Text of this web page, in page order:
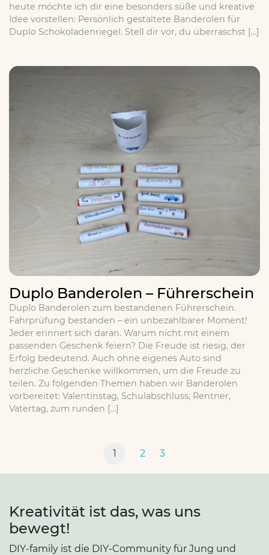
heute möchte ich dir eine besonders süße und kreative
Idee vorstellen: Persönlich gestaltete Banderolen für
Duplo Schokoladenriegel. Stell dir vor, du überraschst […]
Duplo Banderolen – Führerschein
Duplo Banderolen zum bestandenen Führerschein.
Fahrprüfung bestanden – ein unbezahlbarer Moment!
Jeder erinnert sich daran. Warum nicht mit einem
passenden Geschenk feiern? Die Freude ist riesig, der
Erfolg bedeutend. Auch ohne eigenes Auto sind
herzliche Geschenke willkommen, um die Freude zu
teilen. Zu folgenden Themen haben wir Banderolen
vorbereitet: Valentinstag, Schulabschluss, Rentner,
Vatertag, zum runden […]
1 2 3
Kreativität ist das, was uns
bewegt!
DIY-family ist die DIY-Community für Jung und